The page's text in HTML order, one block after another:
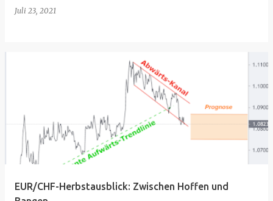
Juli 23, 2021
EUR/CHF-Herbstausblick: Zwischen Hoffen und